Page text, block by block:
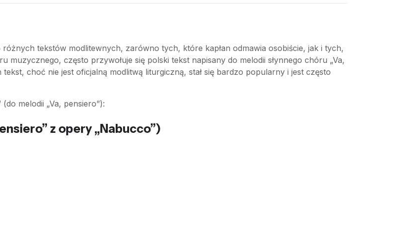
różnych tekstów modlitewnych, zarówno tych, które kapłan odmawia osobiście, jak i tych,
muzycznego, często przywołuje się polski tekst napisany do melodii słynnego chóru „Va,
choć nie jest oficjalną modlitwą liturgiczną, stał się bardzo popularny i jest często
melodii „Va, pensiero”):
z opery „Nabucco”)